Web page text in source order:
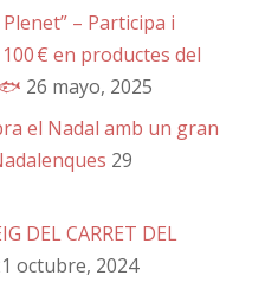
– Participa i
€ en productes del
26 mayo, 2025
el Nadal amb un gran
29
DEL CARRET DEL
octubre, 2024